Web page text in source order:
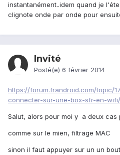
instantanément..idem quand je
clignote onde par onde pour
Invité
Posté(e) 6 février 2014
https://forum.frandroid.com/topic/
connecter-sur-une-box-sfr-en-wifi/
Salut, alors pour moi y a deux cas
comme sur le mien, filtrage MAC
sinon il faut appuyer sur un un